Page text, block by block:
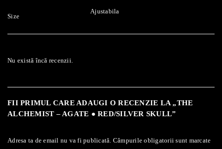
Size
Ajustabila
Nu există încă recenzii.
FII PRIMUL CARE ADAUGI O RECENZIE LA „THE
ALCHEMIST – AGATE ● RED/SILVER SKULL”
Adresa ta de email nu va fi publicată. Câmpurile obligatorii sunt marcate